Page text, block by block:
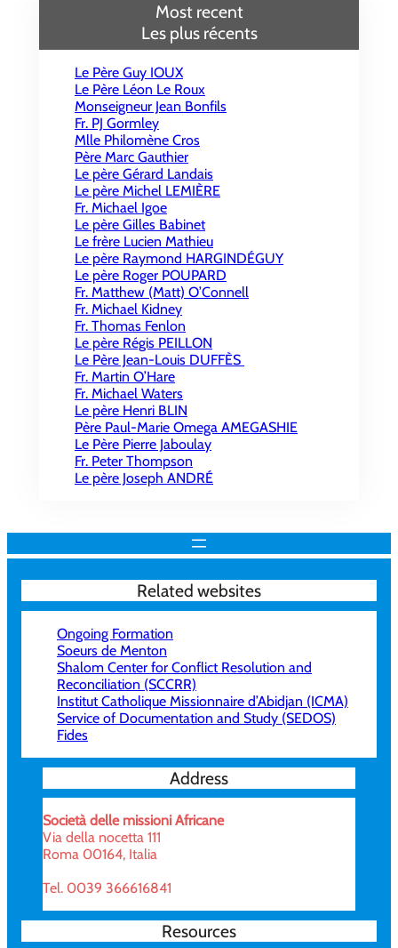
Most recent
Les plus récents
Le Père Guy IOUX
Le Père Léon Le Roux
Monseigneur Jean Bonfils
Fr. PJ Gormley
Mlle Philomène Cros
Père Marc Gauthier
Le père Gérard Landais
Le père Michel LEMIÈRE
Fr. Michael Igoe
Le père Gilles Babinet
Le frère Lucien Mathieu
Le père Raymond HARGINDÉGUY
Le père Roger POUPARD
Fr. Matthew (Matt) O’Connell
Fr. Michael Kidney
Fr. Thomas Fenlon
Le père Régis PEILLON
Le Père Jean-Louis DUFFÈS
Fr. Martin O’Hare
Fr. Michael Waters
Le père Henri BLIN
Père Paul-Marie Omega AMEGASHIE
Le Père Pierre Jaboulay
Fr. Peter Thompson
Le père Joseph ANDRÉ
Related websites
Ongoing Formation
Soeurs de Menton
Shalom Center for Conflict Resolution and
Reconciliation (SCCRR)
Institut Catholique Missionnaire d’Abidjan (ICMA)
Service of Documentation and Study (SEDOS)
Fides
Address
Società delle missioni Africane
Via della nocetta 111
Roma 00164, Italia
Tel. 0039 366616841
Resources